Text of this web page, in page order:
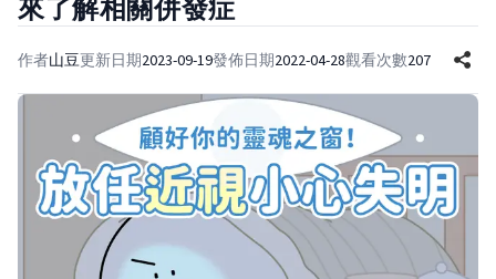
來了解相關併發症
作者山豆更新日期2023-09-19發佈日期2022-04-28觀看次數207